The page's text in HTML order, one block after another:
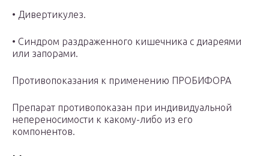
• Дивертикулез.
• Синдром раздраженного кишечника с диареями
или запорами.
Противопоказания к применению ПРОБИФОРА
Препарат противопоказан при индивидуальной
непереносимости к какому-либо из его
компонентов.